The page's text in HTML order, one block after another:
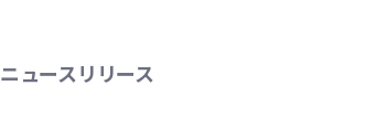
ニュースリリース